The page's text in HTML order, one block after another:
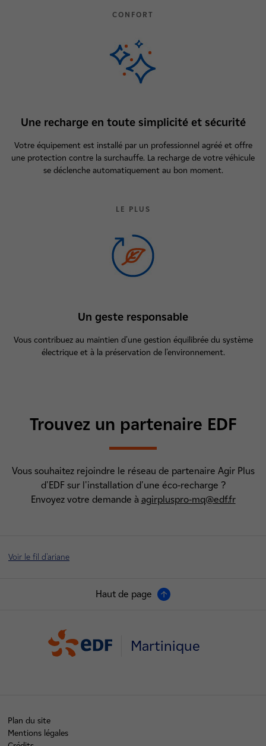
CONFORT
Une recharge en toute simplicité et sécurité
Votre équipement est installé par un professionnel agréé et offre
une protection contre la surchauffe. La recharge de votre véhicule
se déclenche automatiquement au bon moment.
LE PLUS
Un geste responsable
Vous contribuez au maintien d'une gestion équilibrée du système
électrique et à la préservation de l'environnement.
Trouvez un partenaire EDF
Vous souhaitez rejoindre le réseau de partenaire Agir Plus
d'EDF sur l'installation d'une éco-recharge ?
Envoyez votre demande à agirpluspro-mq@edf.fr
Voir le fil d'ariane
Haut de page
Martinique
Plan du site
Mentions légales